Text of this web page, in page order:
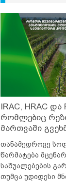
IRAC, HRAC
რომლებიც
მართვაში
თანამედროვე
წარმატება
საშუალებების
თუმცა უდიდესი